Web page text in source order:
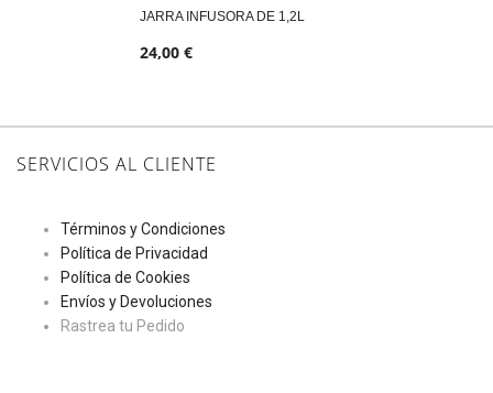
JARRA INFUSORA DE 1,2L
24,00 €
SERVICIOS AL CLIENTE
Términos y Condiciones
Política de Privacidad
Política de Cookies
Envíos y Devoluciones
Rastrea tu Pedido